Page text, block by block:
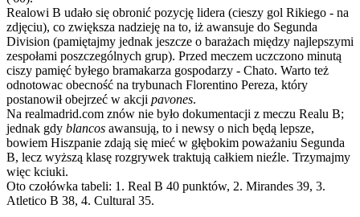
Realowi B udało się obronić pozycję lidera (cieszy gol Rikiego - na
zdjęciu), co zwiększa nadzieję na to, iż awansuje do Segunda
Division (pamiętajmy jednak jeszcze o barażach między najlepszymi
zespołami poszczególnych grup). Przed meczem uczczono minutą
ciszy pamięć byłego bramakarza gospodarzy - Chato. Warto też
odnotowac obecność na trybunach Florentino Pereza, który
postanowił obejrzeć w akcji pavones.
Na realmadrid.com znów nie było dokumentacji z meczu Realu B;
jednak gdy blancos awansują, to i newsy o nich będą lepsze,
bowiem Hiszpanie zdają się mieć w głębokim poważaniu Segunda
B, lecz wyższą klasę rozgrywek traktują całkiem nieźle. Trzymajmy
więc kciuki.
Oto czołówka tabeli: 1. Real B 40 punktów, 2. Mirandes 39, 3.
Atletico B 38, 4. Cultural 35.